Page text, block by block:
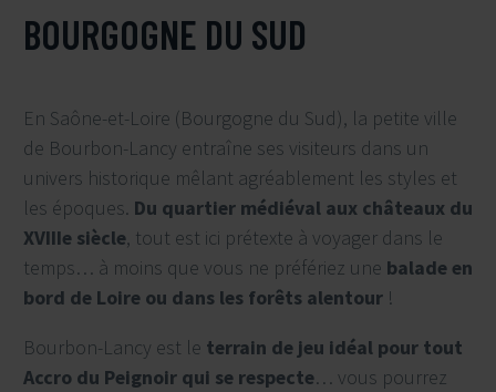
BOURGOGNE DU SUD
En Saône-et-Loire (Bourgogne du Sud), la petite ville
de Bourbon-Lancy entraîne ses visiteurs dans un
univers historique mêlant agréablement les styles et
les époques. Du quartier médiéval aux châteaux du
XVIIIe siècle, tout est ici prétexte à voyager dans le
temps… à moins que vous ne préfériez une balade en
bord de Loire ou dans les forêts alentour !
Bourbon-Lancy est le terrain de jeu idéal pour tout
Accro du Peignoir qui se respecte… vous pourrez